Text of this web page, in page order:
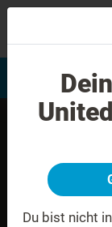
Bewertung
Du bist nicht